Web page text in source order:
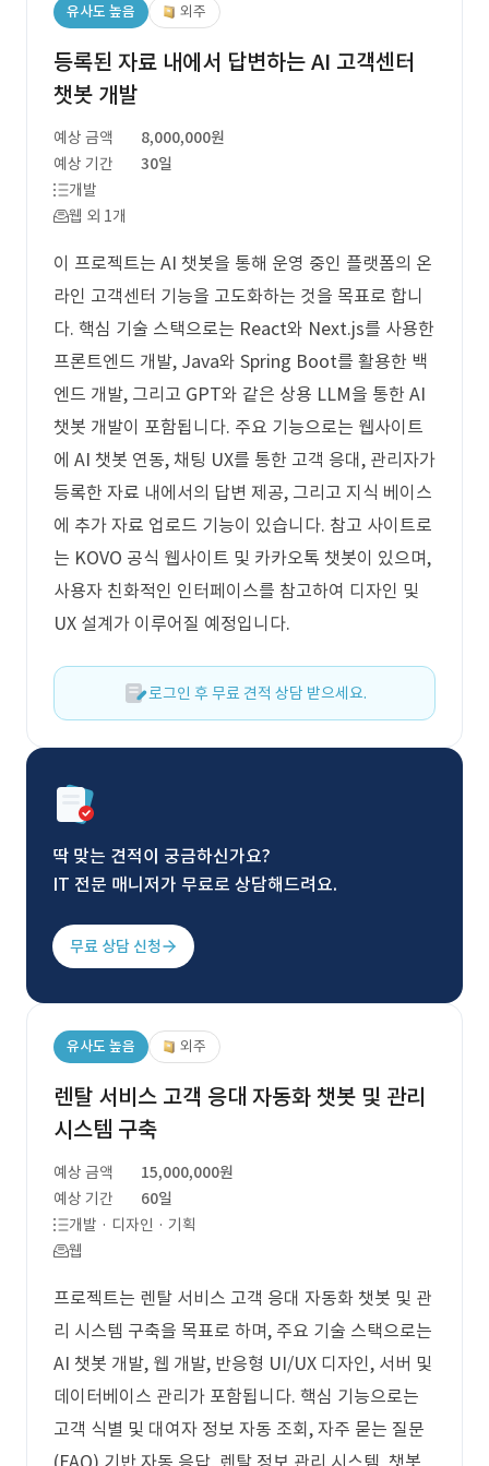
유사도 높음 외주
등록된 자료 내에서 답변하는 AI 고객센터
챗봇 개발
예상 금액
8,000,000원
예상 기간
30일
개발
웹 외 1개
이 프로젝트는 AI 챗봇을 통해 운영 중인 플랫폼의 온
라인 고객센터 기능을 고도화하는 것을 목표로 합니
다. 핵심 기술 스택으로는 React와 Next.js를 사용한
프론트엔드 개발, Java와 Spring Boot를 활용한 백
엔드 개발, 그리고 GPT와 같은 상용 LLM을 통한 AI
챗봇 개발이 포함됩니다. 주요 기능으로는 웹사이트
에 AI 챗봇 연동, 채팅 UX를 통한 고객 응대, 관리자가
등록한 자료 내에서의 답변 제공, 그리고 지식 베이스
에 추가 자료 업로드 기능이 있습니다. 참고 사이트로
는 KOVO 공식 웹사이트 및 카카오톡 챗봇이 있으며,
사용자 친화적인 인터페이스를 참고하여 디자인 및
UX 설계가 이루어질 예정입니다.
로그인 후 무료 견적 상담 받으세요.
딱 맞는 견적이 궁금하신가요?
IT 전문 매니저가 무료로 상담해드려요.
무료 상담 신청
유사도 높음 외주
렌탈 서비스 고객 응대 자동화 챗봇 및 관리
시스템 구축
예상 금액
15,000,000원
예상 기간
60일
개발 · 디자인 · 기획
웹
프로젝트는 렌탈 서비스 고객 응대 자동화 챗봇 및 관
리 시스템 구축을 목표로 하며, 주요 기술 스택으로는
AI 챗봇 개발, 웹 개발, 반응형 UI/UX 디자인, 서버 및
데이터베이스 관리가 포함됩니다. 핵심 기능으로는
고객 식별 및 대여자 정보 자동 조회, 자주 묻는 질문
(FAQ) 기반 자동 응답, 렌탈 정보 관리 시스템, 챗봇